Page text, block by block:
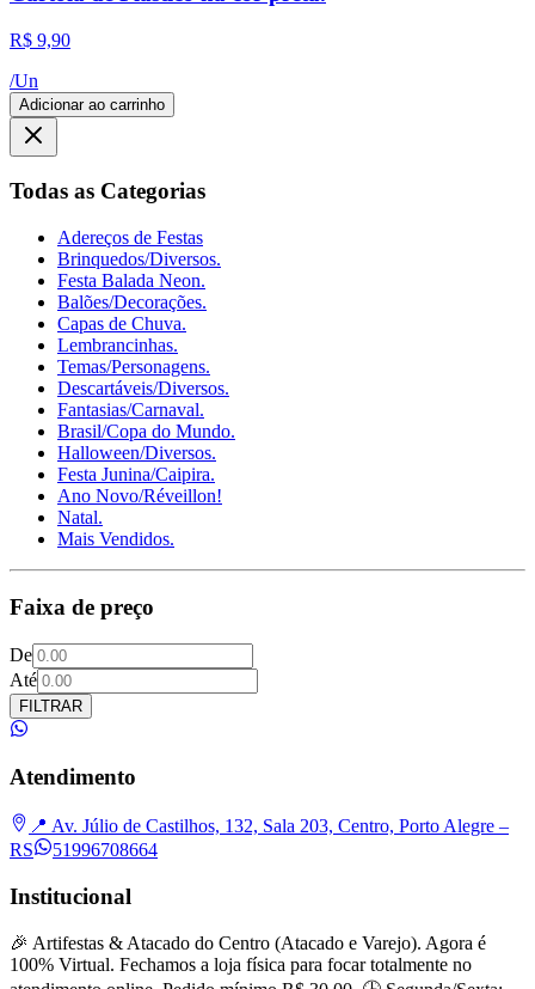
R$ 9,90
/Un
Adicionar ao carrinho
Todas as Categorias
Adereços de Festas
Brinquedos/Diversos.
Festa Balada Neon.
Balões/Decorações.
Capas de Chuva.
Lembrancinhas.
Temas/Personagens.
Descartáveis/Diversos.
Fantasias/Carnaval.
Brasil/Copa do Mundo.
Halloween/Diversos.
Festa Junina/Caipira.
Ano Novo/Réveillon!
Natal.
Mais Vendidos.
Faixa de preço
De
Até
FILTRAR
Atendimento
📍 Av. Júlio de Castilhos, 132, Sala 203, Centro, Porto Alegre –
RS
51996708664
Institucional
🎉 Artifestas & Atacado do Centro (Atacado e Varejo). Agora é
100% Virtual. Fechamos a loja física para focar totalmente no